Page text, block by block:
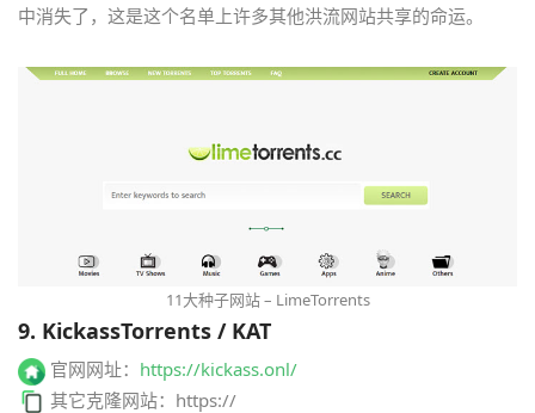
中消失了，这是这个名单上许多其他洪流网站共享的命运。
11大种子网站 – LimeTorrents
9. KickassTorrents / KAT
官网网址： https://kickass.onl/
其它克隆网站：https://